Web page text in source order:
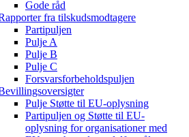
Gode råd
fra tilskudsmodtagere
Partipuljen
Pulje A
Pulje B
Pulje C
Forsvarsforbeholdspuljen
Pulje Støtte til EU-oplysning
Partipuljen og Støtte til EU-
oplysning for organisationer med